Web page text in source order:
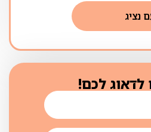
נציג
לדאוג לכם!